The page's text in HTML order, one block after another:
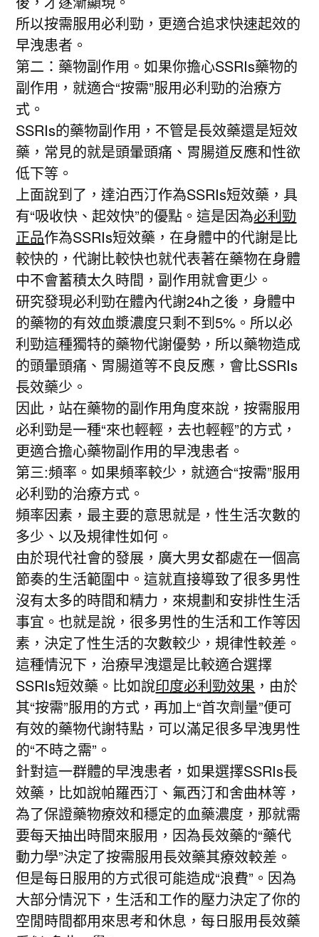
所以按需服用必利勁，更適合追求快速起效的
早洩患者。
第二：藥物副作用。如果你擔心SSRIs藥物的
副作用，就適合“按需”服用必利勁的治療方
式。
SSRIs的藥物副作用，不管是長效藥還是短效
藥，常見的就是頭暈頭痛、胃腸道反應和性欲
低下等。
上面說到了，達泊西汀作為SSRIs短效藥，具
有“吸收快、起效快”的優點。這是因為必利勁
正品作為SSRIs短效藥，在身體中的代謝是比
較快的，代謝比較快也就代表著在藥物在身體
中不會蓄積太久時間，副作用就會更少。
研究發現必利勁在體內代謝24h之後，身體中
的藥物的有效血漿濃度只剩不到5%。所以必
利勁這種獨特的藥物代謝優勢，所以藥物造成
的頭暈頭痛、胃腸道等不良反應，會比SSRIs
長效藥少。
因此，站在藥物的副作用角度來說，按需服用
必利勁是一種“來也輕輕，去也輕輕”的方式，
更適合擔心藥物副作用的早洩患者。
第三:頻率。如果頻率較少，就適合“按需”服用
必利勁的治療方式。
頻率因素，最主要的意思就是，性生活次數的
多少、以及規律性如何。
由於現代社會的發展，廣大男女都處在一個高
節奏的生活範圍中。這就直接導致了很多男性
沒有太多的時間和精力，來規劃和安排性生活
事宜。也就是說，很多男性的生活和工作等因
素，決定了性生活的次數較少，規律性較差。
這種情況下，治療早洩還是比較適合選擇
SSRIs短效藥。比如說印度必利勁效果 ，由於
其“按需”服用的方式，再加上“首次劑量”便可
有效的藥物代謝特點，可以滿足很多早洩男性
的“不時之需”。
針對這一群體的早洩患者，如果選擇SSRIs長
效藥，比如說帕羅西汀、氟西汀和舍曲林等，
為了保證藥物療效和穩定的血藥濃度，那就需
要每天抽出時間來服用，因為長效藥的“藥代
動力學”決定了按需服用長效藥其療效較差。
但是每日服用的方式很可能造成“浪費”。因為
大部分情況下，生活和工作的壓力決定了你的
空閒時間都用來思考和休息，每日服用長效藥